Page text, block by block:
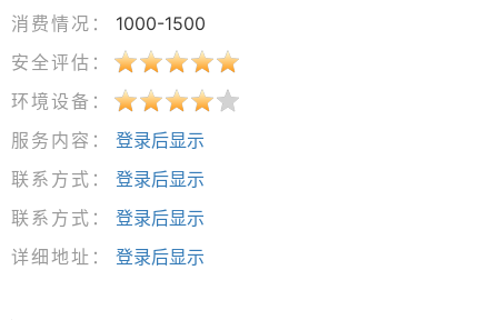
消费情况：
1000-1500
安全评估：
环境设备：
服务内容：
登录后显示
联系方式：
登录后显示
联系方式：
登录后显示
详细地址：
登录后显示